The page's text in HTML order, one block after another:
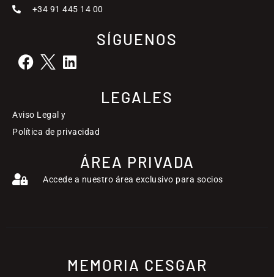
+34 91 445 14 00
SÍGUENOS
LEGALES
Aviso Legal y
Política de privacidad
ÁREA PRIVADA
Accede a nuestro área exclusivo para socios
MEMORIA CESGAR